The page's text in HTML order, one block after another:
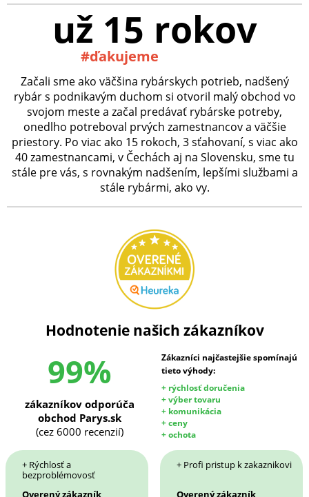
už 15 rokov
#ďakujeme
Začali sme ako väčšina rybárskych potrieb, nadšený
rybár s podnikavým duchom si otvoril malý obchod vo
svojom meste a začal predávať rybárske potreby,
onedlho potreboval prvých zamestnancov a väčšie
priestory. Po viac ako 15 rokoch, 3 sťahovaní, s viac ako
40 zamestnancami, v Čechách aj na Slovensku, sme tu
stále pre vás, s rovnakým nadšením, lepšími službami a
stále rybármi, ako vy.
Hodnotenie našich zákazníkov
99%
Zákazníci najčastejšie spomínajú
tieto výhody:
+ rýchlosť doručenia
+ výber tovaru
+ komunikácia
+ ceny
+ ochota
zákazníkov odporúča
obchod Parys.sk
(cez 6000 recenzií)
+ Rýchlosť a
bezproblémovosť
Overený zákazník
+ Profi pristup k zakaznikovi
Overený zákazník